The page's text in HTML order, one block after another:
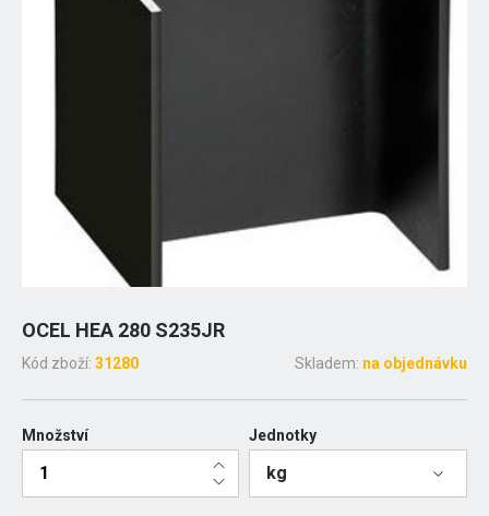
OCEL HEA 280 S235JR
Kód zboží: 31280 Skladem: na objednávku
Množství Jednotky
kg